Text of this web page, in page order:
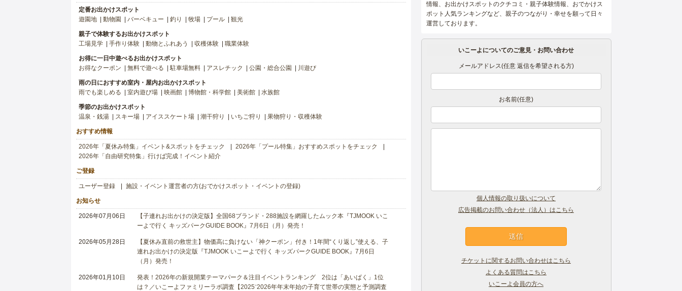
定番お出かけスポット
遊園地
動物園 バーベキュー 釣り 牧場 プール 観光
親子で体験するお出かけスポット
工場見学
手作り体験 動物とふれあう 収穫体験 職業体験
お得に一日中遊べるお出かけスポット
お得なクーポン
無料で遊べる 駐車場無料 アスレチック 公園・総合公園 川遊び
雨の日におすすめ室内・屋内お出かけスポット
雨でも楽しめる
室内遊び場 映画館 博物館・科学館 美術館 水族館
季節のお出かけスポット
温泉・銭湯
スキー場 アイススケート場 潮干狩り いちご狩り 果物狩り・収穫体験
おすすめ情報
2026年「夏休み特集」イベント&スポットをチェック
2026年「プール特集」おすすめスポットをチェック
2026年「自由研究特集」行けば完成！イベント紹介
ご登録
ユーザー登録 施設・イベント運営者の方(おでかけスポット・イベントの登録)
お知らせ
2026年07月06日
【子連れお出かけの決定版】全国68ブランド・288施設を網羅したムック本『TJMOOK いこ
ーよで行く キッズパークGUIDE BOOK』7月6日（月）発売！
2026年05月28日
【夏休み直前の救世主】物価高に負けない「神クーポン」付き！1年間“くり返し”使える、子
連れお出かけの決定版『TJMOOK いこーよで行く キッズパークGUIDE BOOK』7月6日
（月）発売！
2026年01月10日
発表！2026年の新規開業テーマパーク＆注目イベントランキング 2位は「あいぱく」1位
は？／いこーよファミリーラボ調査【2025⁻2026年年末年始の子育て世帯の実態と予測調査
情報、お出かけスポットのクチコミ・親子体験情報、おでかけス
ポット人気ランキングなど、親子のつながり・幸せを願って日々
運営しております。
いこーよについてのご意見・お問い合わせ
メールアドレス(任意 返信を希望される方)
お名前(任意)
個人情報の取り扱いについて
広告掲載のお問い合わせ（法人）はこちら
チケットに関するお問い合わせはこちら
よくある質問はこちら
いこーよ会員の方へ